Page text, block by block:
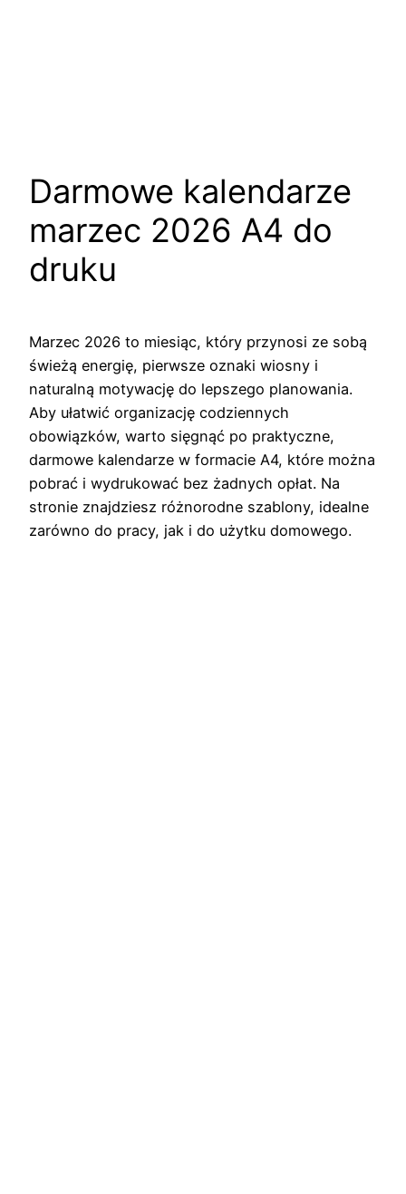
Darmowe kalendarze
marzec 2026 A4 do
druku
Marzec 2026 to miesiąc, który przynosi ze sobą
świeżą energię, pierwsze oznaki wiosny i
naturalną motywację do lepszego planowania.
Aby ułatwić organizację codziennych
obowiązków, warto sięgnąć po praktyczne,
darmowe kalendarze w formacie A4, które można
pobrać i wydrukować bez żadnych opłat. Na
stronie znajdziesz różnorodne szablony, idealne
zarówno do pracy, jak i do użytku domowego.